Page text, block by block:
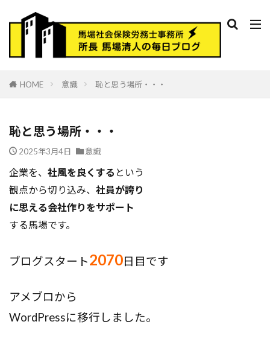
HOME 意識 恥と思う場所・・・
恥と思う場所・・・
2025年3月4日 意識
企業を、 社風を良くする という
観点から切り込み、 社員が誇り
に思える会社作りをサポート
する馬場です。
ブログスタート2070日目です
アメブロから
WordPressに移行しました。